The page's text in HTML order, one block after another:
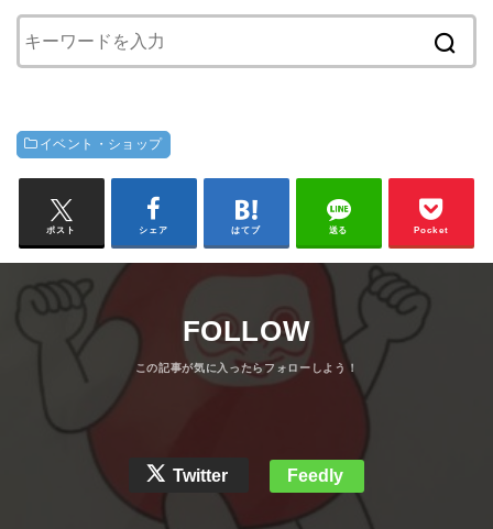
イベント・ショップ
ポスト シェア はてブ 送る Pocket
FOLLOW
Twitter Feedly